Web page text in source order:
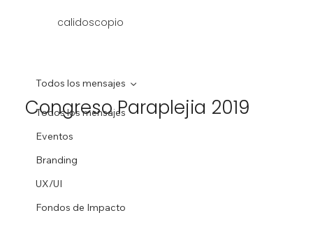
calidoscopio
Todos los mensajes
Eventos
Branding
UX/UI
Fondos de Impacto
Todos los mensajes
Congreso Paraplejia 2019